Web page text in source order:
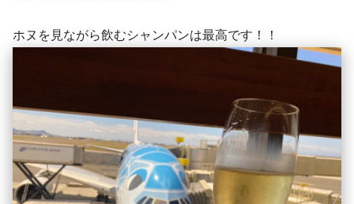
ホヌを見ながら飲むシャンパンは最高です！！